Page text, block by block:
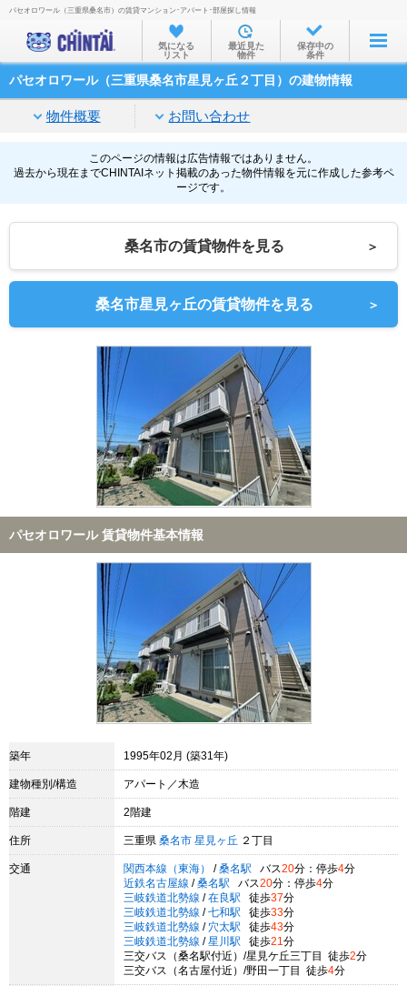
お部屋を探す
沿線・駅から
家賃相場から
通勤通学時間から
物件特集から
不動産会社から
TOP
パセオロワール（三重県桑名市）の賃貸マンション･アパート･部屋探し情報
気になる
リスト
最近見た
物件
保存中の
条件
パセオロワール（三重県桑名市星見ヶ丘２丁目）の建物情報
物件概要 お問い合わせ
このページの情報は広告情報ではありません。
過去から現在までCHINTAIネット掲載のあった物件情報を元に作成した参考ペ
ージです。
桑名市の賃貸物件を見る ＞
桑名市星見ヶ丘の賃貸物件を見る ＞
パセオロワール 賃貸物件基本情報
築年 1995年02月 (築31年)
建物種別/構造 アパート／木造
階建 2階建
住所 三重県 桑名市 星見ヶ丘 ２丁目
交通 関西本線（東海） / 桑名駅 バス20分：停歩4分
近鉄名古屋線 / 桑名駅 バス20分：停歩4分
三岐鉄道北勢線 / 在良駅 徒歩37分
三岐鉄道北勢線 / 七和駅 徒歩33分
三岐鉄道北勢線 / 穴太駅 徒歩43分
三岐鉄道北勢線 / 星川駅 徒歩21 分
三交バス（桑名駅付近）/星見ケ丘三丁目 徒歩2分
三交バス（名古屋付近）/野田一丁目 徒歩4分